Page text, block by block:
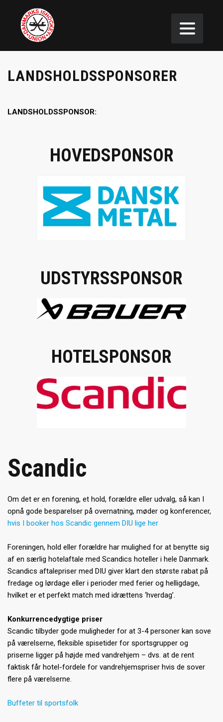
LANDSHOLDSSPONSORER
LANDSHOLDSSPONSOR:
HOVEDSPONSOR
UDSTYRSSPONSOR
HOTELSPONSOR
Scandic
Om det er en forening, et hold, forældre eller udvalg, så kan I
opnå gode besparelser på overnatning, møder og konferencer,
hvis I booker hos Scandic gennem DIU lige her
Foreningen, hold eller forældre har mulighed for at benytte sig
af en særlig hotelaftale med Scandics hoteller i hele Danmark.
Scandics aftalepriser med DIU giver klart den største rabat på
fredage og lørdage eller i perioder med ferier og helligdage,
hvilket er et perfekt match med idrættens ‘hverdag’.
Konkurrencedygtige priser
Scandic tilbyder gode muligheder for at 3-4 personer kan sove
på værelserne, fleksible spisetider for sportsgrupper og
priserne ligger på højde med vandrehjem – dvs. at de rent
faktisk får hotel-fordele for vandrehjemspriser hvis de sover
flere på værelserne.
Buffeter til sportsfolk